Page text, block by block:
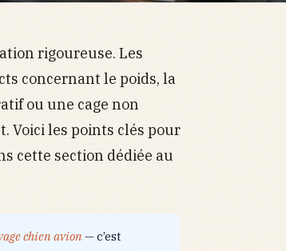
rigoureuse. Les
concernant le poids, la
ou une cage non
Voici les points clés pour
cette section dédiée au
chien avion — c’est